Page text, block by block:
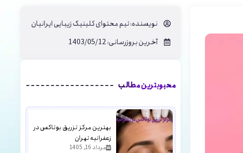
نویسنده:تیم محتوای کلینیک زیبایی ایرانیان
آخرین بروزرسانی: 1403/05/12
محبوبترین مطالب
بهترین مرکز تزریق بوتاکس در
زعفرانیه تهران
مرداد 16, 1405